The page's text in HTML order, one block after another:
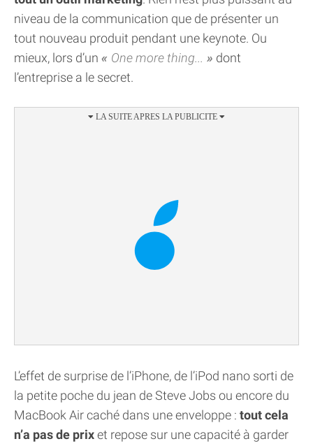
niveau de la communication que de présenter un
tout nouveau produit pendant une keynote. Ou
mieux, lors d’un
One more thing...
dont
l’entreprise a le secret.
L’effet de surprise de l’iPhone, de l’iPod nano sorti de
la petite poche du jean de Steve Jobs ou encore du
MacBook Air caché dans une enveloppe : tout cela
n’a pas de prixet repose sur une capacité à garder